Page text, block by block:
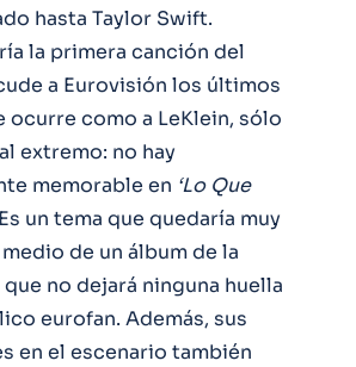
hasta Taylor Swift.
la primera canción del
a Eurovisión los últimos
ocurre como a LeKlein, sólo
extremo: no hay
memorable en ‘Lo Que
un tema que quedaría muy
de un álbum de la
no dejará ninguna huella
eurofan. Además, sus
en el escenario también